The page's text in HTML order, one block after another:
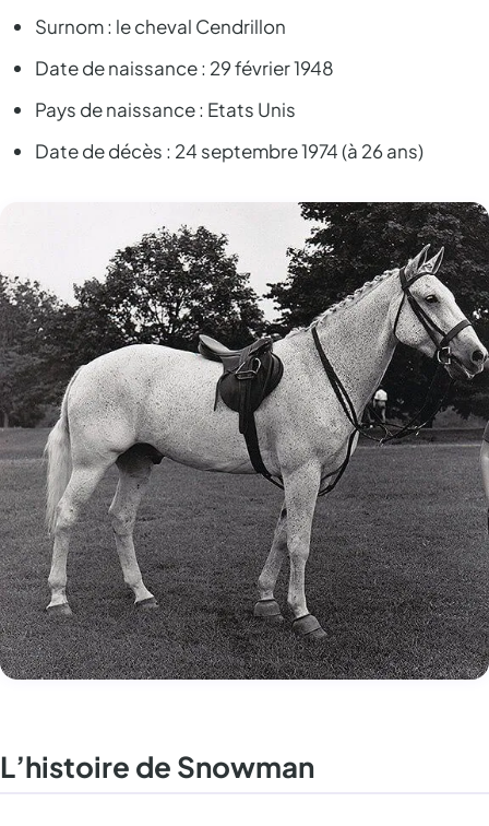
Surnom : le cheval Cendrillon
Date de naissance : 29 février 1948
Pays de naissance : Etats Unis
Date de décès : 24 septembre 1974 (à 26 ans)
L’histoire de Snowman